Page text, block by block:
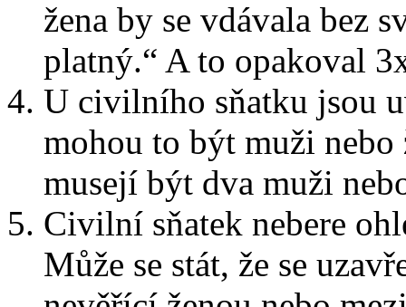
žena by se vdávala bez
platný.“ A to opakoval
U civilního sňatku jsou
mohou to být muži nebo
musejí být dva muži
Civilní sňatek nebere
Může se stát, že se